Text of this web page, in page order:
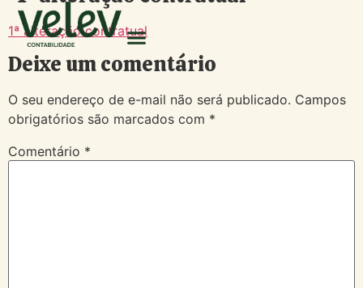
1ª alteração contratual
Deixe um comentário
O seu endereço de e-mail não será publicado. Campos
obrigatórios são marcados com *
Comentário *